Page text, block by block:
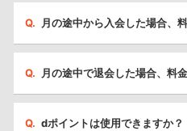
月の途中から入会した場合、
月の途中で退会した場合、料
dポイントは使用できますか？